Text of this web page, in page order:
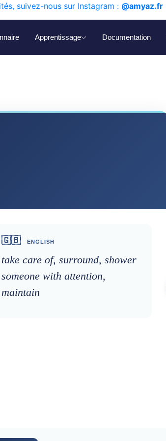
suivez-nous sur Instagram : @amyaz.fr
Apprentissage Documentation
🇬🇧 ENGLISH
take care of, surround, shower
someone with attention,
maintain